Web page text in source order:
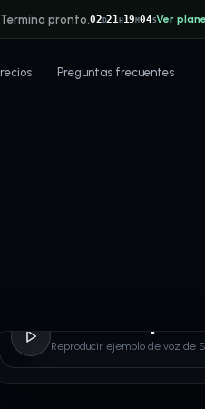
Termina pronto.02D21 H19M04SVer
Preguntas frecuentes
Reproducir ejemplo de voz de